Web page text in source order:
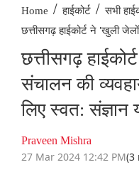
Home / हाईकोर्ट / सभी
छत्तीसगढ़ हाईकोर्ट ने 'खुली
छत्तीसगढ़
संचालन की
लिए स्वत: संज्ञान
Praveen Mishra
27 Mar 2024 12:42 PM(3